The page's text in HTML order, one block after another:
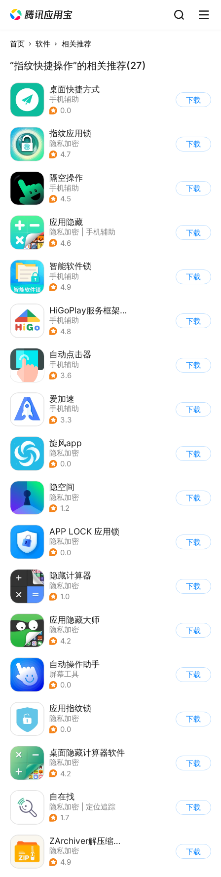
首页 软件 相关推荐
“指纹快捷操作”的相关推荐(27)
桌面快捷方式
手机辅助
0.0
下载
指纹应用锁
隐私加密
4.7
下载
隔空操作
手机辅助
4.5
下载
应用隐藏
隐私加密
手机辅助
4.6
下载
智能软件锁
手机辅助
4.9
下载
HiGoPlay服务框架安装器
手机辅助
4.8
下载
自动点击器
手机辅助
3.6
下载
爱加速
手机辅助
3.3
下载
旋风app
隐私加密
0.0
下载
隐空间
隐私加密
1.2
下载
APP LOCK 应用锁
隐私加密
0.0
下载
隐藏计算器
隐私加密
1.0
下载
应用隐藏大师
隐私加密
4.2
下载
自动操作助手
屏幕工具
0.0
下载
应用指纹锁
隐私加密
0.0
下载
桌面隐藏计算器软件
隐私加密
4.2
下载
自在找
隐私加密
定位追踪
1.7
下载
ZArchiver解压缩工具
隐私加密
4.9
下载